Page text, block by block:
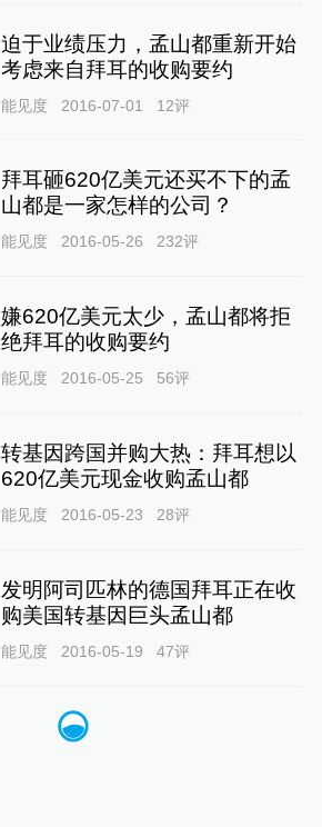
迫于业绩压力，孟山都重新开始
考虑来自拜耳的收购要约
能见度 2016-07-01 12评
拜耳砸620亿美元还买不下的孟
山都是一家怎样的公司？
能见度 2016-05-26 232评
嫌620亿美元太少，孟山都将拒
绝拜耳的收购要约
能见度 2016-05-25 56评
转基因跨国并购大热：拜耳想以
620亿美元现金收购孟山都
能见度 2016-05-23 28评
发明阿司匹林的德国拜耳正在收
购美国转基因巨头孟山都
能见度 2016-05-19 47评